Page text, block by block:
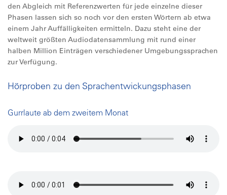
den Abgleich mit Referenzwerten für jede einzelne dieser
Phasen lassen sich so noch vor den ersten Wörtern ab etwa
einem Jahr Auffälligkeiten ermitteln. Dazu steht eine der
weltweit größten Audiodatensammlung mit rund einer
halben Million Einträgen verschiedener Umgebungssprachen
zur Verfügung.
Hörproben zu den Sprachentwickungsphasen
Gurrlaute ab dem zweitem Monat